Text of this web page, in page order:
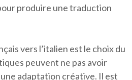
produire une traduction
vers l’italien est le choix du
peuvent ne pas avoir
adaptation créative. Il est